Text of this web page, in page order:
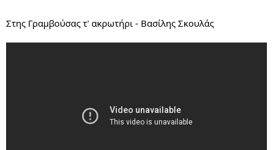
Στης Γραμβούσας τ' ακρωτήρι - Βασίλης Σκουλάς